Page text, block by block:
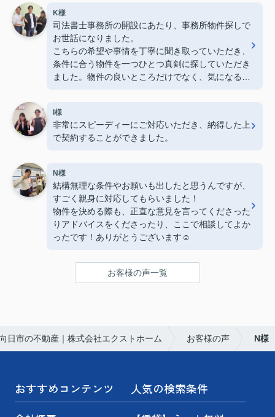
K様
司法書士事務所の開設にあたり、事務所物件探しで
お世話になりました。
こちらの希望や事情を丁寧に聞き取っていただき、
条件に合う物件を一つひとつ真剣に探していただき
ました。物件の良いところだけでなく、気になる点
おかげさまで、これから地域で仕事をしていく拠点
として、納得のいく物件にめぐり合うことができま
した。心より感謝しております。
I様
非常にスピーディーにご対応いただき、納得した上
で契約することができました。
N様
結構無理な条件やお願いも出したと思うんですが、
すごく親身に対応してもらいました！
物件を決める際も、正直な意見を言ってくださった
りアドバイスをくださったり、ここで相談してよか
ったです！ありがとうございます☺️
お客様の声一覧
日市の不動産｜株式会社エクストホーム お客様の声 N様
おすすめコンテンツ 人気の検索条件